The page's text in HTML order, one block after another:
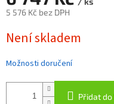
5 576 Kč bez DPH
cena:
Není skladem
Možnosti doručení
Přidat do